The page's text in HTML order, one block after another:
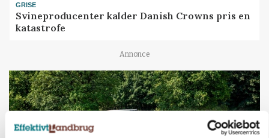
GRISE
Svineproducenter kalder Danish Crowns pris en
katastrofe
Annonce